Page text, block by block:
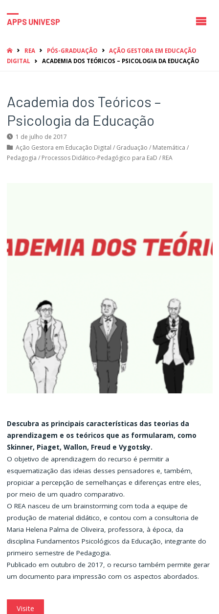
APPS UNIVESP
HOMEREA PÓS-GRADUAÇÃO
AÇÃO GESTORA EM EDUCAÇÃO
DIGITAL
ACADEMIA DOS TEÓRICOS – PSICOLOGIA DA EDUCAÇÃO
Academia dos Teóricos –
Psicologia da Educação
1 de julho de 2017
Ação Gestora em Educação Digital / Graduação / Matemática /
Pedagogia / Processos Didático-Pedagógico para EaD / REA
Descubra as principais características das teorias da
aprendizagem e os teóricos que as formularam, como
Skinner, Piaget, Wallon, Freud e Vygotsky.
O objetivo de aprendizagem do recurso é permitir a
esquematização das ideias desses pensadores e, também,
propiciar a percepção de semelhanças e diferenças entre eles,
por meio de um quadro comparativo.
O REA nasceu de um brainstorming com toda a equipe de
produção de material didático, e contou com a consultoria de
Maria Helena Palma de Oliveira, professora, à época, da
disciplina Fundamentos Psicológicos da Educação, integrante do
primeiro semestre de Pedagogia.
Publicado em outubro de 2017, o recurso também permite gerar
um documento para impressão com os aspectos abordados.
Visite